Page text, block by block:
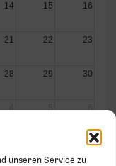
unseren Service zu
14 15 16
21 22 23
28 29 30